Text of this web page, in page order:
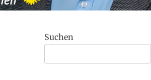
Suchen